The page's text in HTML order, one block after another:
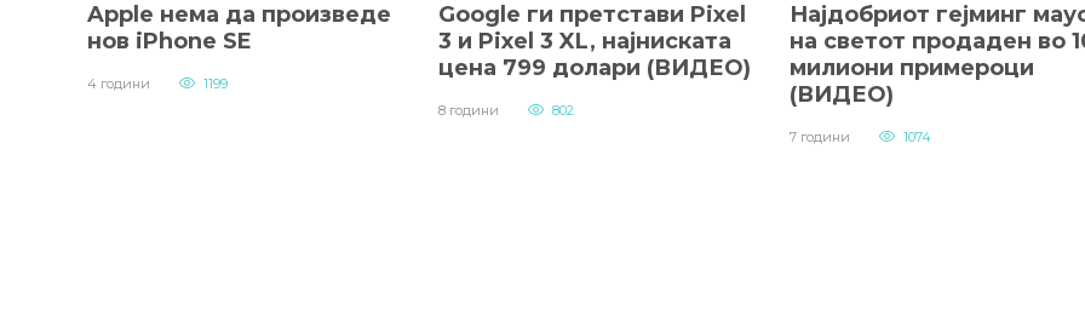
Apple нема да произведе
нов iPhone SE
4 години 1199
Google ги претстави Pixel
3 и Pixel 3 XL, најниската
цена 799 долари (ВИДЕО)
8 години 802
Најдобриот гејминг
на светот продаден во
милиони примероци
(ВИДЕО)
7 години 1074